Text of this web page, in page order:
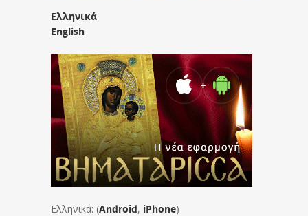
Ελληνικά
English
Ελληνικά: (Android, iPhone)